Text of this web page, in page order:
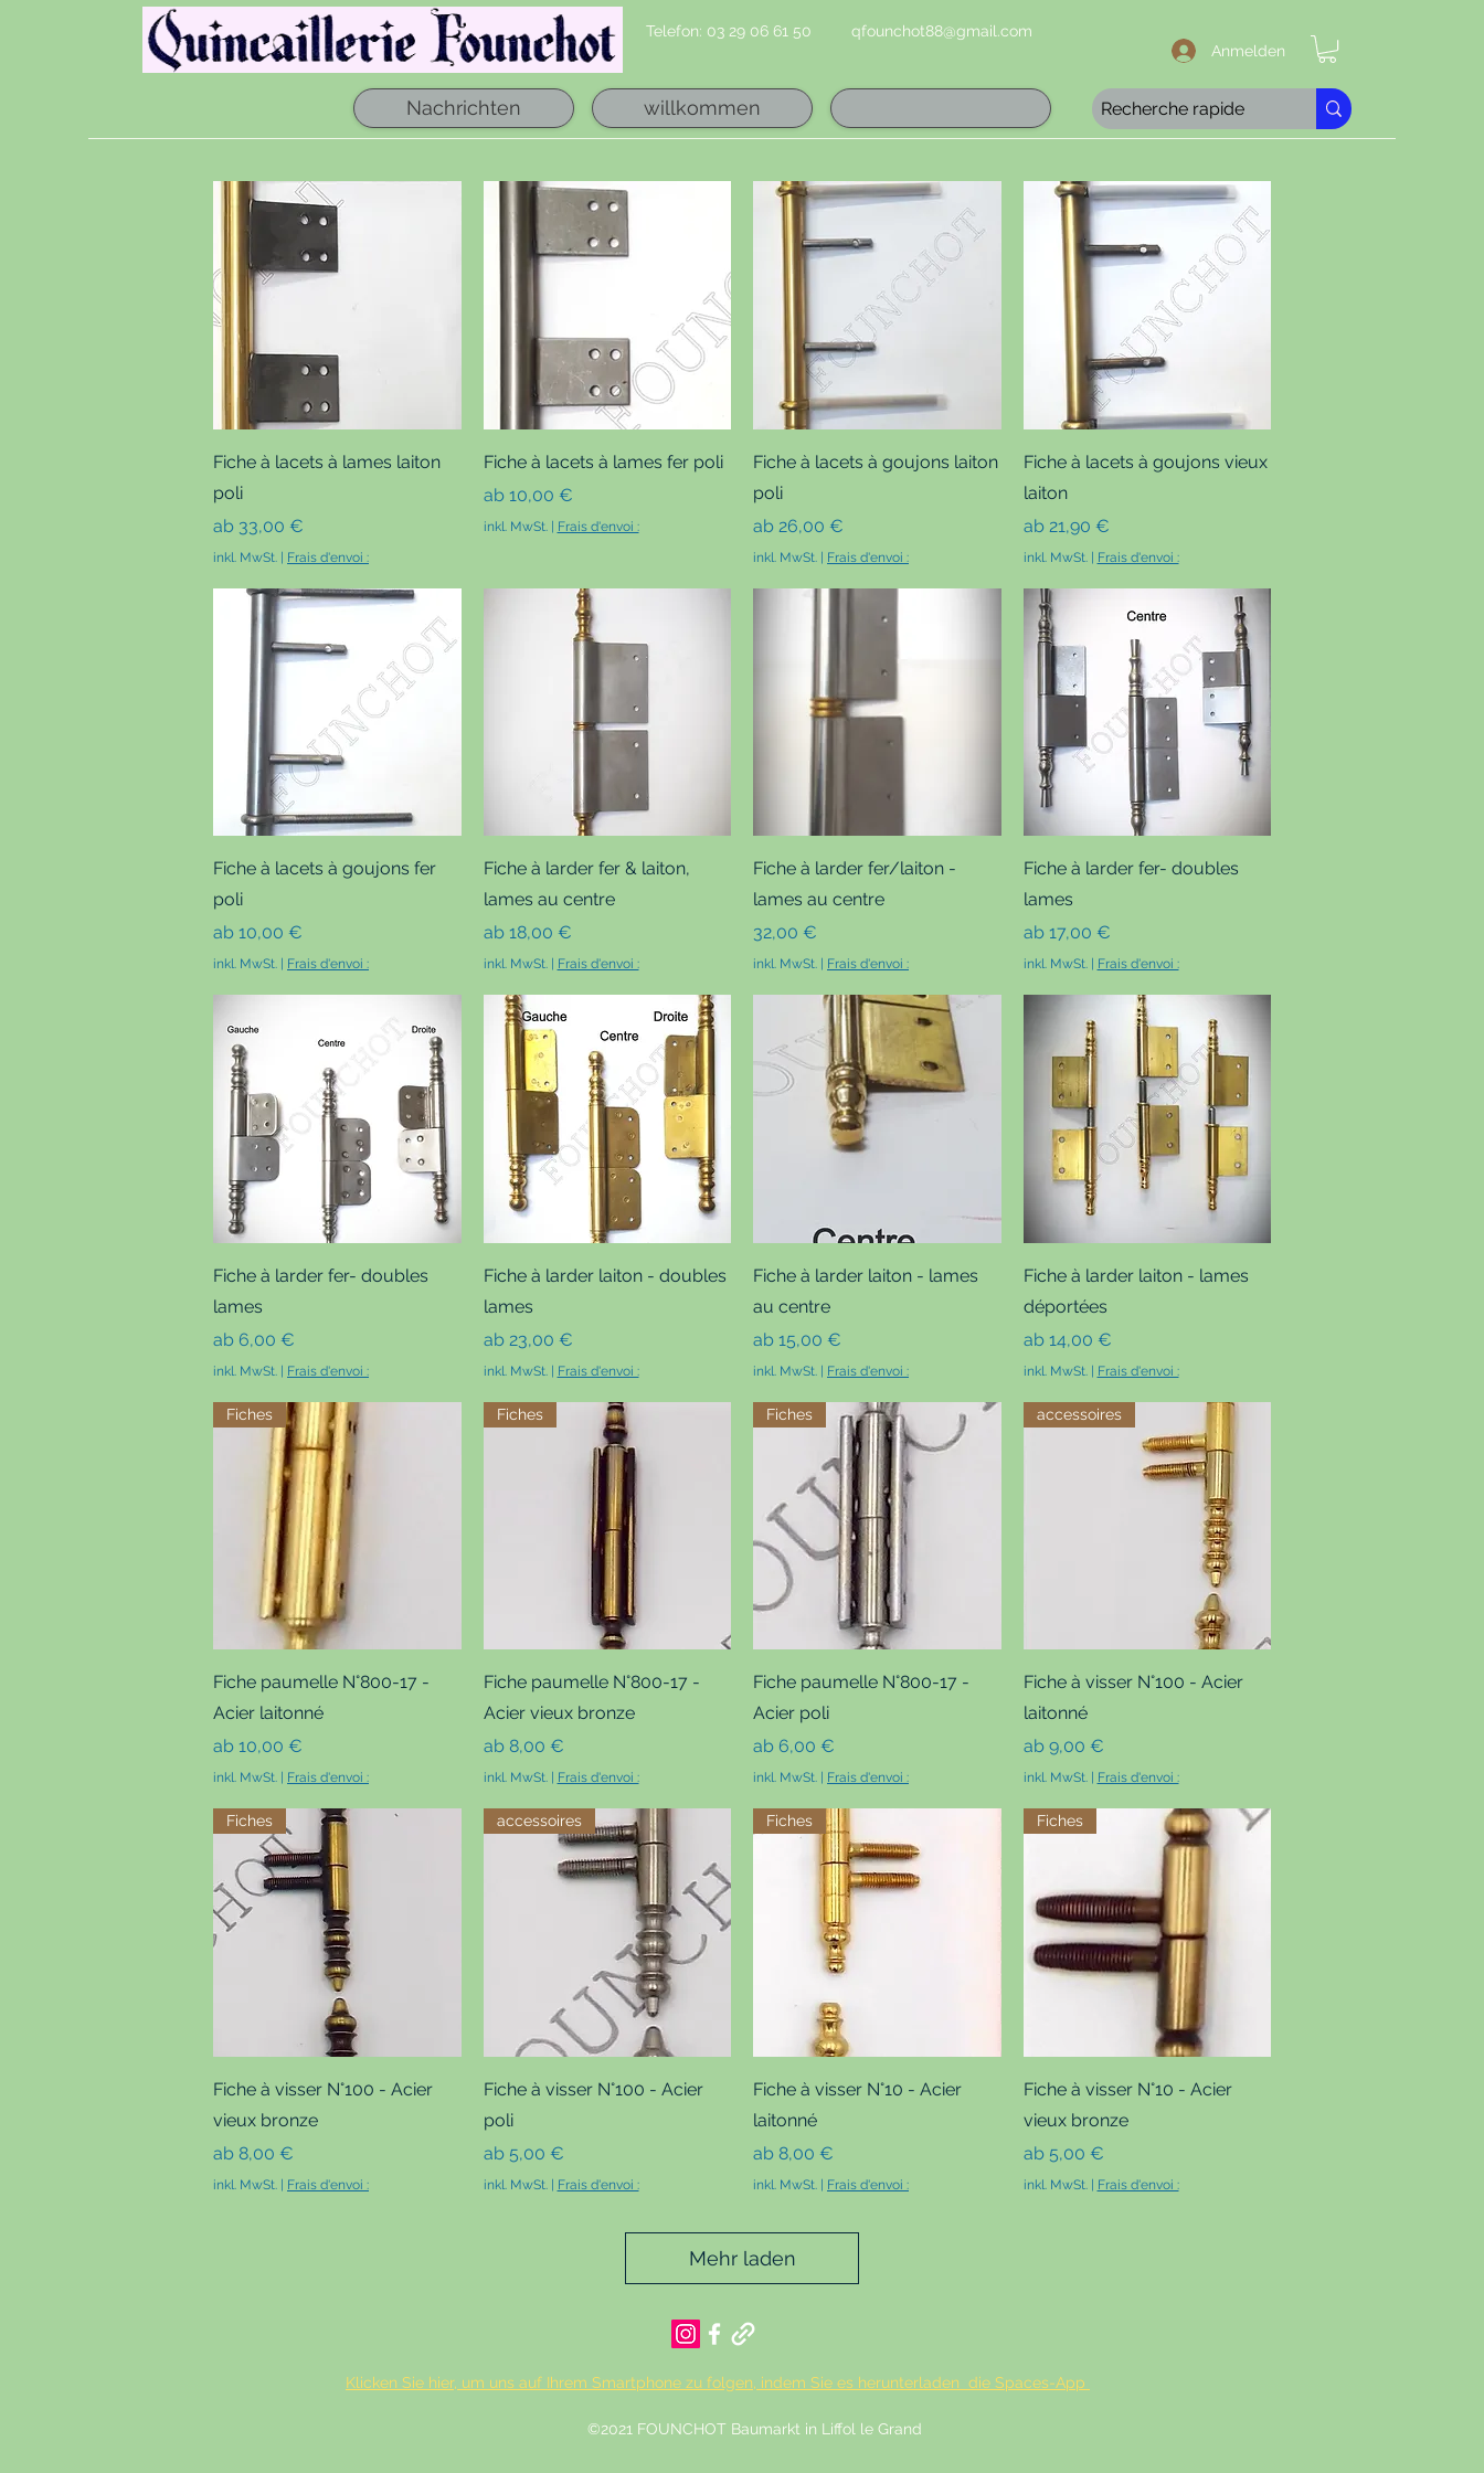
Nachrichten willkommen
Telefon: 03 29 06 61 50
Anmelden
qfounchot88@gmail.com
Schnellansicht
Fiche à lacets à lames laiton
poli
ab 33,00 €
Sale-Preis
inkl. MwSt. | Frais d'envoi :
Schnellansicht
Fiche à lacets à lames fer poli
ab 10,00 €
Sale-Preis
inkl. MwSt. | Frais d'envoi :
Schnellansicht
Fiche à lacets à goujons laiton
poli
ab 26,00 €
Sale-Preis
inkl. MwSt. | Frais d'envoi :
Schnellansicht
Fiche à lacets à goujons vieux
laiton
ab 21,90 €
Sale-Preis
inkl. MwSt. | Frais d'envoi :
Schnellansicht
Fiche à lacets à goujons fer
poli
ab 10,00 €
Sale-Preis
inkl. MwSt. Frais d'envoi :
Schnellansicht
Fiche à larder fer & laiton,
lames au centre
ab 18,00 €
Sale-Preis
inkl. MwSt.| Frais d'envoi :
Schnellansicht
Fiche à larder fer/laiton -
lames au centre
Preis
32,00 €
inkl. MwSt. Frais d'envoi :
Schnellansicht
Fiche à larder fer- doubles
lames
ab 17,00 €
Sale-Preis
inkl. MwSt.| Frais d'envoi :
Schnellansicht
Fiche à larder fer- doubles
lames
ab 6,00 €
Sale-Preis
inkl. MwSt. | Frais d'envoi :
Schnellansicht
Fiche à larder laiton - doubles
lames
ab 23,00 €
Sale-Preis
inkl. MwSt. | Frais d'envoi :
Schnellansicht
Fiche à larder laiton - lames
au centre
ab 15,00 €
Sale-Preis
inkl. MwSt. | Frais d'envoi :
Schnellansicht
Fiche à larder laiton - lames
déportées
ab 14,00 €
Sale-Preis
inkl. MwSt. | Frais d'envoi :
Schnellansicht
Fiches
Fiche paumelle N°800-17 -
Acier laitonné
ab 10,00 €
Sale-Preis
inkl. MwSt. Frais d'envoi :
Schnellansicht
Fiches
Fiche paumelle N°800-17 -
Acier vieux bronze
ab 8,00 €
Sale-Preis
inkl. MwSt.| Frais d'envoi :
Schnellansicht
Fiches
Fiche paumelle N°800-17 -
Acier poli
ab 6,00 €
Sale-Preis
inkl. MwSt. Frais d'envoi :
Schnellansicht
accessoires
Fiche à visser N°100 - Acier
laitonné
ab 9,00 €
Sale-Preis
inkl. MwSt.| Frais d'envoi :
Schnellansicht
Fiches
Fiche à visser N°100 - Acier
vieux bronze
ab 8,00 €
Sale-Preis
inkl. MwSt. | Frais d'envoi :
Schnellansicht
accessoires
Fiche à visser N°100 - Acier
poli
ab 5,00 €
Sale-Preis
inkl. MwSt. | Frais d'envoi :
Schnellansicht
Fiches
Fiche à visser N°10 - Acier
laitonné
ab 8,00 €
Sale-Preis
inkl. MwSt. | Frais d'envoi :
Schnellansicht
Fiches
Fiche à visser N°10 - Acier
vieux bronze
ab 5,00 €
Sale-Preis
inkl. MwSt. | Frais d'envoi :
Mehr laden
Klicken Sie hier, um uns auf Ihrem Smartphone zu folgen, indem Sie es herunterladen die Spaces-App
©2021 FOUNCHOT Baumarkt in Liffol le Grand